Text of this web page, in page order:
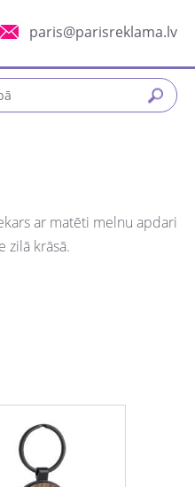
paris@parisreklama.lv
ar matēti melnu apdari
zilā krāsā.